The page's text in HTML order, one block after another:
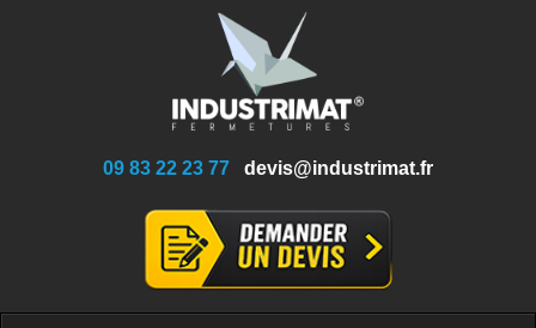
09 83 22 23 77 devis@industrimat.fr